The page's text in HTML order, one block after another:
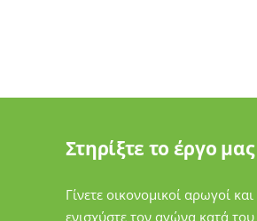
Στηρίξτε το έργο μας
Γίνετε οικονομικοί αρωγοί και
ενισχύστε τον αγώνα κατά του